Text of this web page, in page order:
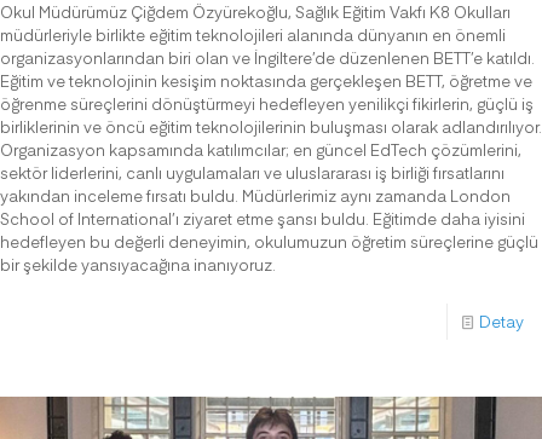
Okul Müdürümüz Çiğdem Özyürekoğlu, Sağlık Eğitim Vakfı K8 Okulları
müdürleriyle birlikte eğitim teknolojileri alanında dünyanın en önemli
organizasyonlarından biri olan ve İngiltere’de düzenlenen BETT’e katıldı.
Eğitim ve teknolojinin kesişim noktasında gerçekleşen BETT, öğretme ve
öğrenme süreçlerini dönüştürmeyi hedefleyen yenilikçi fikirlerin, güçlü iş
birliklerinin ve öncü eğitim teknolojilerinin buluşması olarak adlandırılıyor.
Organizasyon kapsamında katılımcılar; en güncel EdTech çözümlerini,
sektör liderlerini, canlı uygulamaları ve uluslararası iş birliği fırsatlarını
yakından inceleme fırsatı buldu. Müdürlerimiz aynı zamanda London
School of International’ı ziyaret etme şansı buldu. Eğitimde daha iyisini
hedefleyen bu değerli deneyimin, okulumuzun öğretim süreçlerine güçlü
bir şekilde yansıyacağına inanıyoruz.
Detay